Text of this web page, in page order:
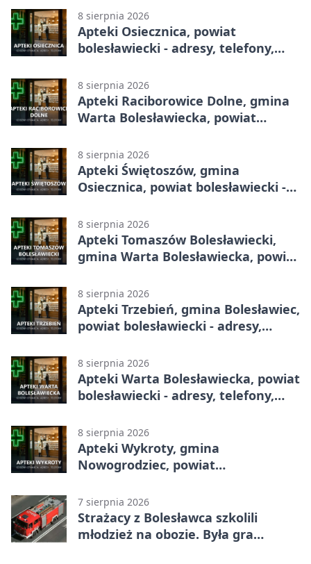
8 sierpnia 2026
Apteki Osiecznica, powiat
bolesławiecki - adresy, telefony,
8 sierpnia 2026
Apteki Raciborowice Dolne, gmina
Warta Bolesławiecka, powiat
godziny otwarcia
8 sierpnia 2026
Apteki Świętoszów, gmina
Osiecznica, powiat bolesławiecki -
8 sierpnia 2026
Apteki Tomaszów Bolesławiecki,
gmina Warta Bolesławiecka, powiat
godziny otwarcia
8 sierpnia 2026
Apteki Trzebień, gmina Bolesławiec,
powiat bolesławiecki - adresy,
8 sierpnia 2026
Apteki Warta Bolesławiecka, powiat
bolesławiecki - adresy, telefony,
8 sierpnia 2026
Apteki Wykroty, gmina
Nowogrodziec, powiat
godziny otwarcia
7 sierpnia 2026
Strażacy z Bolesławca szkolili
młodzież na obozie. Była gra